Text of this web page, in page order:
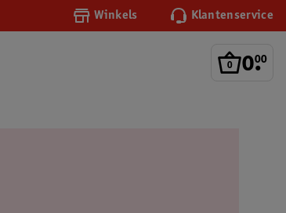
Winkels Klantenservice
0.
00